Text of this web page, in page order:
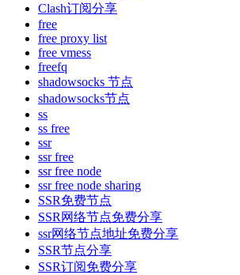
Clash订阅分享
free
free proxy list
free vmess
freefq
shadowsocks 节点
shadowsocks节点
ss
ss free
ssr
ssr free
ssr free node
ssr free node sharing
SSR免费节点
SSR网络节点免费分享
ssr网络节点地址免费分享
SSR节点分享
SSR订阅免费分享